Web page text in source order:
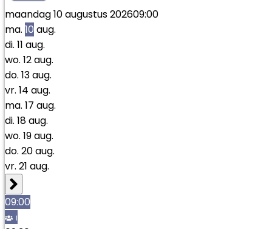
maandag 10 augustus 202609:00
ma. 10 aug.
di. 11 aug.
wo. 12aug.
do. 13aug.
vr. 14 aug.
ma. 17 aug.
di. 18aug.
wo. 19aug.
do. 20aug.
vr. 21 aug.
09:00
1